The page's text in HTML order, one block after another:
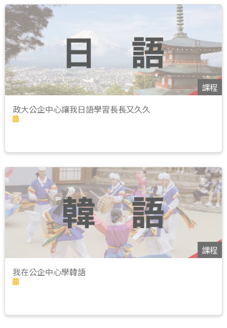
課程
政大公企中心讓我日語學習長長又久久
課程
我在公企中心學韓語